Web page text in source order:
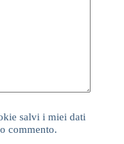
salvi i miei dati
commento.